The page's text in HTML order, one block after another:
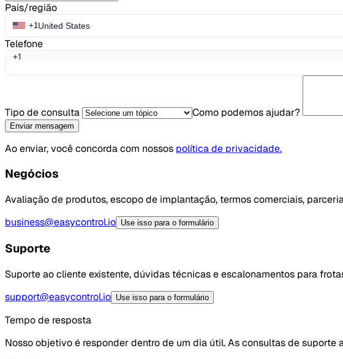
País/região
+1United States
Telefone
+1
Tipo de consulta Como podemos ajudar?
Enviar mensagem
Ao enviar, você concorda com nossos política de privacidade.
Negócios
Avaliação de produtos, escopo de implantação, termos comerciais,
business@easycontrol.io Use isso para o formulário
Suporte
Suporte ao cliente existente, dúvidas técnicas e escalonamentos para
support@easycontrol.io Use isso para o formulário
Tempo de resposta
Nosso objetivo é responder dentro de um dia útil. As consultas de